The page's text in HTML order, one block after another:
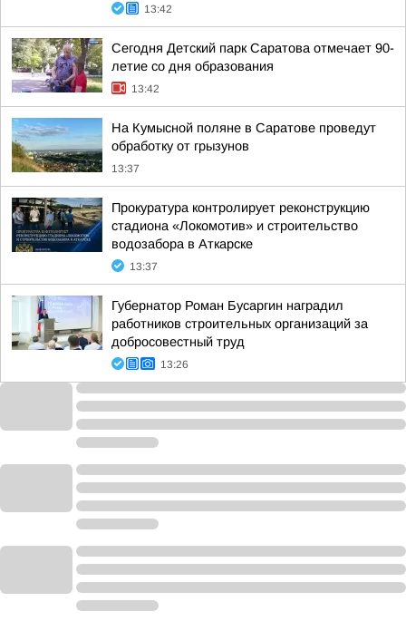
13:42
Сегодня Детский парк Саратова отмечает 90-
летие со дня образования
13:42
На Кумысной поляне в Саратове проведут
обработку от грызунов
13:37
Прокуратура контролирует реконструкцию
стадиона «Локомотив» и строительство
водозабора в Аткарске
13:37
Губернатор Роман Бусаргин наградил
работников строительных организаций за
добросовестный труд
13:26